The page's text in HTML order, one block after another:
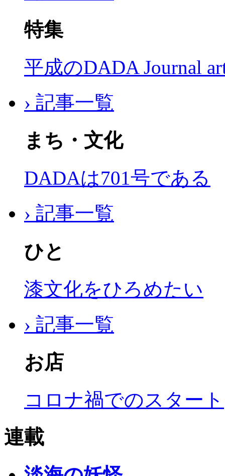
特集
平成のDADA Journal
› 記事一覧
まち・文化
DADAは701号である
› 記事一覧
ひと
漆文化をひろめたい
› 記事一覧
お店
コロナ禍でのスタート
連載